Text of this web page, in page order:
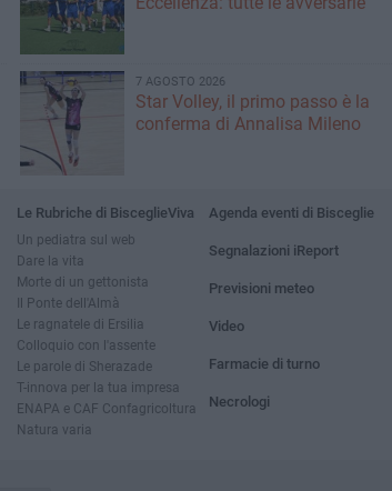
7 AGOSTO 2026
Star Volley, il primo passo è la
conferma di Annalisa Mileno
Le Rubriche di BisceglieViva
Un pediatra sul web
Dare la vita
Morte di un gettonista
Il Ponte dell'Almà
Le ragnatele di Ersilia
Colloquio con l'assente
Le parole di Sherazade
T-innova per la tua impresa
ENAPA e CAF Confagricoltura
Natura varia
Agenda eventi di Bisceglie
Segnalazioni iReport
Previsioni meteo
Video
Farmacie di turno
Necrologi